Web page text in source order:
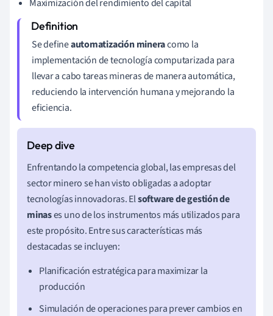
Maximización del rendimiento del capital
Se defineautomatización mineracomo la
implementación de tecnología computarizada para
llevar a cabo tareas mineras de manera automática,
reduciendo la intervención humana y mejorando la
eficiencia.
Enfrentando la competencia global, las empresas del
sector minero se han visto obligadas a adoptar
tecnologías innovadoras. Elsoftware de gestión de
minases uno de los instrumentos más utilizados para
este propósito. Entre sus características más
destacadas se incluyen:
Planificación estratégica para maximizar la
producción
Simulación de operaciones para prever cambios en